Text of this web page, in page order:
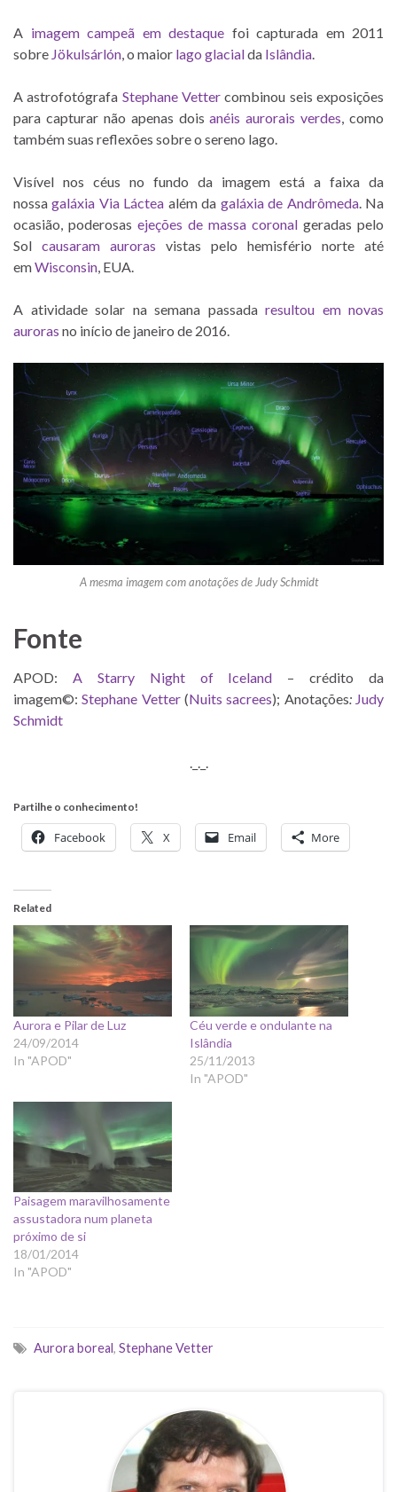
A imagem campeã em destaque foi capturada em 2011
sobre Jökulsárlón, o maior lago glacialda Islândia.
A astrofotógrafa Stephane Vetter combinou seis exposições
para capturar não apenas doisanéis aurorais verdes, como
também suas reflexões sobre o sereno lago.
Visível nos céus no fundo da imagem está a faixa da
nossagaláxia Via Láctea além da galáxia de Andrômeda. Na
ocasião, poderosas ejeções de massa coronal geradas pelo
Sol causaram auroras vistas pelo hemisfério norte até
emWisconsin, EUA.
A atividade solar na semana passada resultou em novas
auroras no início de janeiro de 2016.
A mesma imagem com anotações de Judy Schmidt
Fonte
APOD: A Starry Night of Iceland – crédito da
imagem©:Stephane Vetter(Nuits sacrees); Anotações: Judy
Schmidt
._._.
Partilhe o conhecimento!
Facebook X Email More
Related
Aurora e Pilar de Luz
24/09/2014
In "APOD"
Céu verde e ondulante na
Islândia
25/11/2013
In "APOD"
Paisagem maravilhosamente
assustadora num planeta
próximo de si
18/01/2014
In "APOD"
Aurora boreal, Stephane Vetter